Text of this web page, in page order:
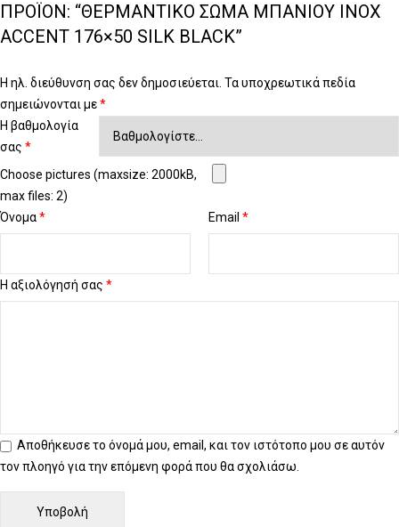
ΠΡΟΪΌΝ: “ΘΕΡΜΑΝΤΙΚΌ ΣΏΜΑ ΜΠΆΝΙΟΥ INOX
ACCENT 176×50 SILK BLACK”
Η ηλ. διεύθυνση σας δεν δημοσιεύεται. Τα υποχρεωτικά πεδία
σημειώνονται με*
Η βαθμολογία
σας *
Η αξιολόγησή σας *
Choose pictures (maxsize: 2000kB,
max files: 2)
Όνομα* Email *
Αποθήκευσε το όνομά μου, email, και τον ιστότοπο μου σε αυτόν
τον πλοηγό για την επόμενη φορά που θα σχολιάσω.